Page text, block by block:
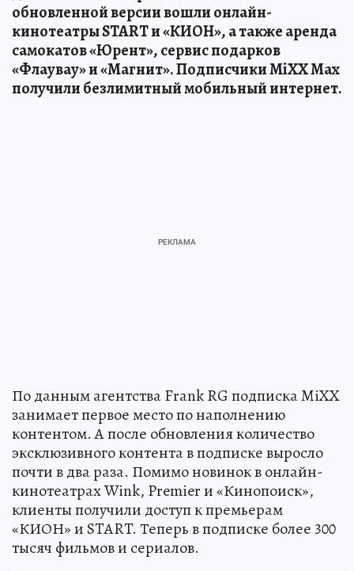
обновленной версии вошли онлайн-
кинотеатры START и «КИОН», а также аренда
самокатов «Юрент», сервис подарков
«Флаувау» и «Магнит». Подписчики MiXX Max
получили безлимитный мобильный интернет.
По данным агентства Frank RG подписка MiXX
занимает первое место по наполнению
контентом. А после обновления количество
эксклюзивного контента в подписке выросло
почти в два раза. Помимо новинок в онлайн-
кинотеатрах Wink, Premier и «Кинопоиск»,
клиенты получили доступ к премьерам
«КИОН» и START. Теперь в подписке более 300
тысяч фильмов и сериалов.